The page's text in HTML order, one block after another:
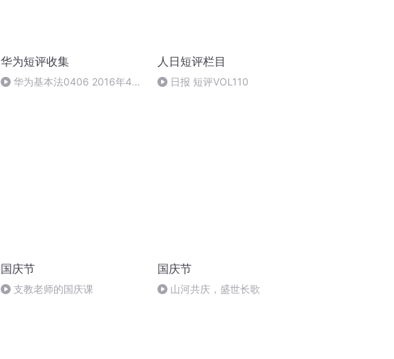
华为短评收集
华为基本法0406 2016年4月
人日短评栏目
日报 短评VOL110
国庆节
支教老师的国庆课
国庆节
山河共庆，盛世长歌